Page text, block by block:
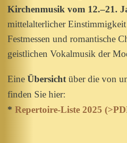
Kirchenmusik vom 12.–21.
mittelalterlicher
Festmessen und romantische
geistlichen Vokalmusik der
Eine Übersicht über die von
finden Sie hier:
* Repertoire-Liste 2025